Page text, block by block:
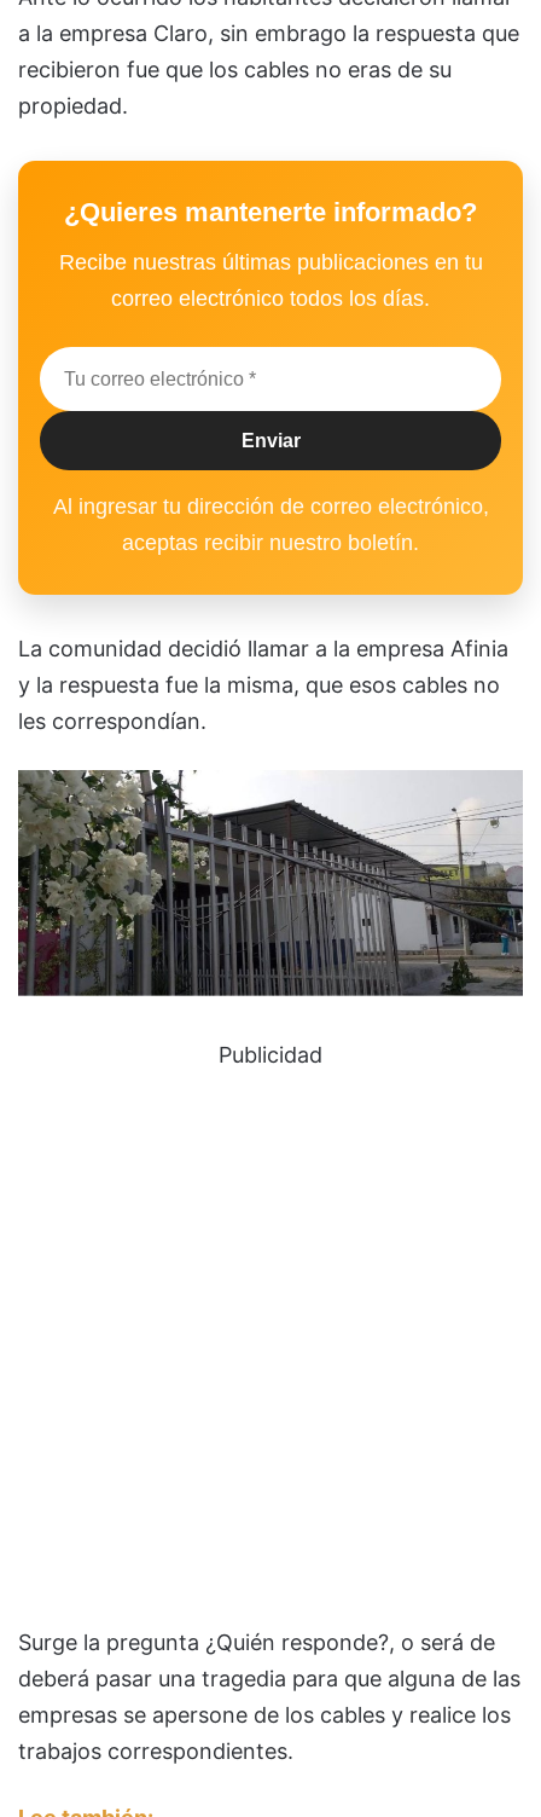
a la empresa Claro, sin embrago la respuesta que
recibieron fue que los cables no eras de su
propiedad.
¿Quieres mantenerte informado?
Recibe nuestras últimas publicaciones en tu
correo electrónico todos los días.
Al ingresar tu dirección de correo electrónico,
aceptas recibir nuestro boletín.
La comunidad decidió llamar a la empresa Afinia
y la respuesta fue la misma, que esos cables no
les correspondían.
Publicidad
Surge la pregunta ¿Quién responde?, o será de
deberá pasar una tragedia para que alguna de las
empresas se apersone de los cables y realice los
trabajos correspondientes.